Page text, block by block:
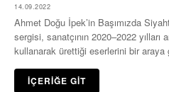
14.09.2022
Ahmet Doğu İpek’in Başımızda
sergisi, sanatçının 2020–2022 yılları
kullanarak ürettiği eserlerini bir
İÇERİĞE GİT